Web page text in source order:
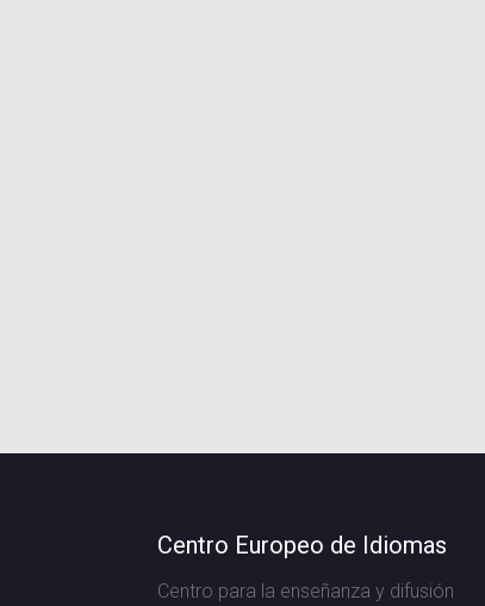
Centro Europeo de Idiomas
Centro para la enseñanza y difusión